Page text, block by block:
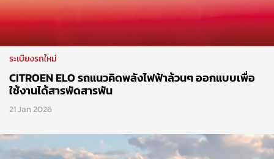
ระเบียงรถใหม่
CITROEN ELO รถแนวคิดพลังไฟฟ้าล้วนๆ ออกแบบเพื่อ
ใช้งานได้สารพัดสารพัน
21 Jan 2026